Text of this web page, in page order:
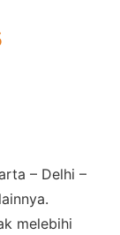
– Delhi –
melebihi